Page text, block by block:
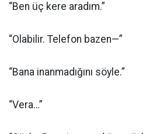
“Ben üç kere aradım.”
“Olabilir. Telefon bazen—”
“Bana inanmadığını söyle.”
“Vera…”